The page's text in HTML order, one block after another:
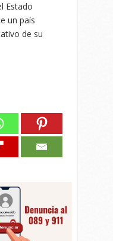
Estado
un país
de su